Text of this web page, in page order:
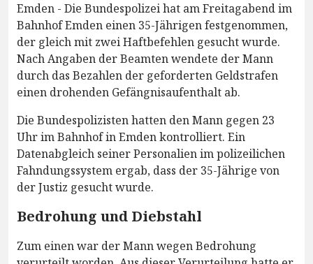
Emden - Die Bundespolizei hat am Freitagabend im
Bahnhof Emden einen 35-Jährigen festgenommen,
der gleich mit zwei Haftbefehlen gesucht wurde.
Nach Angaben der Beamten wendete der Mann
durch das Bezahlen der geforderten Geldstrafen
einen drohenden Gefängnisaufenthalt ab.
Die Bundespolizisten hatten den Mann gegen 23
Uhr im Bahnhof in Emden kontrolliert. Ein
Datenabgleich seiner Personalien im polizeilichen
Fahndungssystem ergab, dass der 35-Jährige von
der Justiz gesucht wurde.
Bedrohung und Diebstahl
Zum einen war der Mann wegen Bedrohung